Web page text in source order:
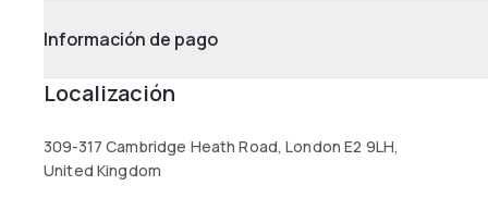
Información de pago
Localización
309-317 Cambridge Heath Road, London E2 9LH,
United Kingdom